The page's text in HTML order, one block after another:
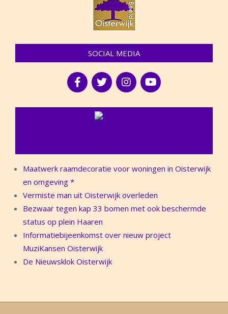
SOCIAL MEDIA
Maatwerk raamdecoratie voor woningen in Oisterwijk
en omgeving *
Vermiste man uit Oisterwijk overleden
Bezwaar tegen kap 33 bomen met ook beschermde
status op plein Haaren
Informatiebijeenkomst over nieuw project
MuziKansen Oisterwijk
De Nieuwsklok Oisterwijk